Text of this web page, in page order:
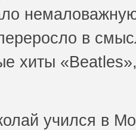
в
хиты
учился в